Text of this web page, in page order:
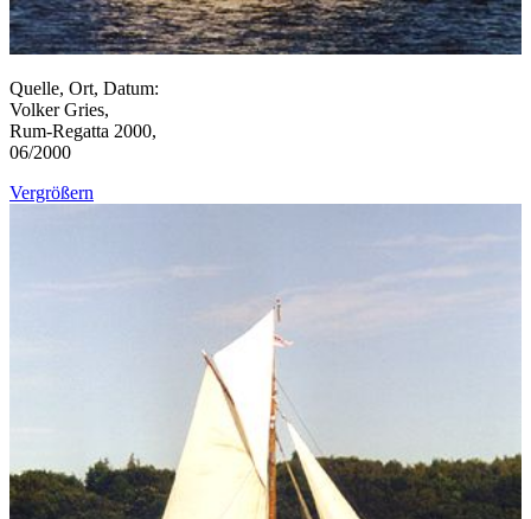
Quelle, Ort, Datum:
Volker Gries,
Rum-Regatta 2000,
06/2000
Vergrößern